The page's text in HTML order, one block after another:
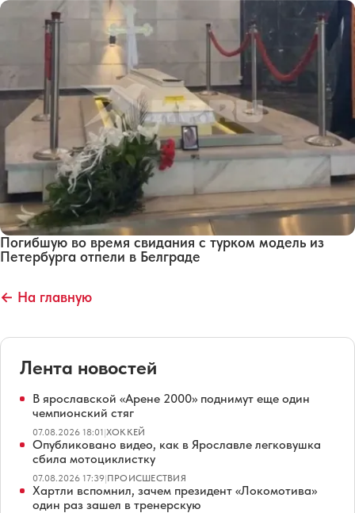
Погибшую во время свидания с турком модель из
Петербурга отпели в Белграде
← На главную
Лента новостей
В ярославской «Арене 2000» поднимут еще один
чемпионский стяг
07.08.2026 18:01|ХОККЕЙ
Опубликовано видео, как в Ярославле легковушка
сбила мотоциклистку
07.08.2026 17:39|ПРОИСШЕСТВИЯ
Хартли вспомнил, зачем президент «Локомотива»
один раз зашел в тренерскую